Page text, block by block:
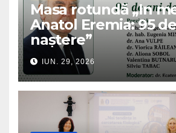
Masa rotundă „In
Anatol Eremia: 95
naștere”
IUN. 29, 2026